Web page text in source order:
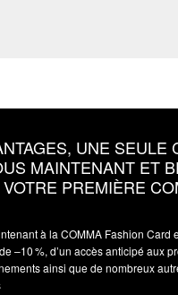
UNE SEULE
MAINTENANT ET
PREMIÈRE
à la COMMA Fashion Card
–10 %, d’un accès anticipé aux
ainsi que de nombreux